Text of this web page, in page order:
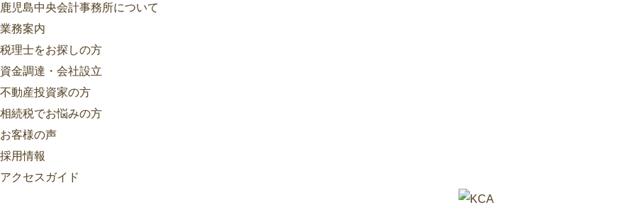
鹿児島中央会計事務所について
業務案内
税理士をお探しの方
資金調達・会社設立
不動産投資家の方
相続税でお悩みの方
お客様の声
採用情報
アクセスガイド